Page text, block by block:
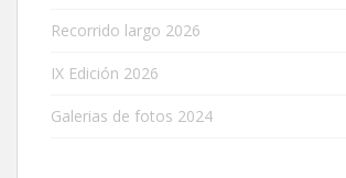
Recorrido largo 2026
IX Edición 2026
Galerias de fotos 2024